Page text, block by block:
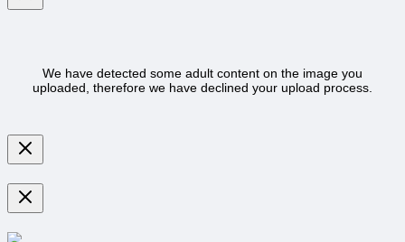
We have detected some adult content on the image you
uploaded, therefore we have declined your upload process.